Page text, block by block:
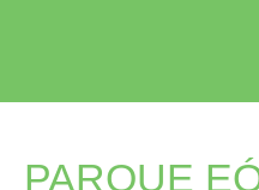
PARQUE